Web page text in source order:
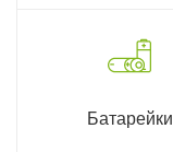
Батарейки